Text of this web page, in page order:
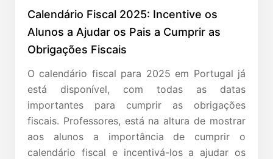
Calendário Fiscal 2025: Incentive os
Alunos a Ajudar os Pais a Cumprir as
Obrigações Fiscais
O calendário fiscal para 2025 em Portugal já
está disponível, com todas as datas
importantes para cumprir as obrigações
fiscais. Professores, está na altura de mostrar
aos alunos a importância de cumprir o
calendário fiscal e incentivá-los a ajudar os